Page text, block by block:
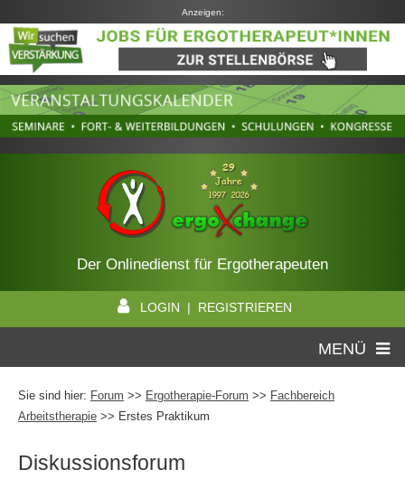
Anzeigen:
Der Onlinedienst für Ergotherapeuten
LOGIN | REGISTRIEREN
MENÜ
Sie sind hier: Forum >> Ergotherapie-Forum >> Fachbereich
Arbeitstherapie >> Erstes Praktikum
Diskussionsforum